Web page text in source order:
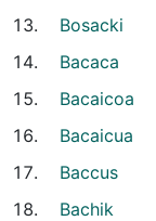
Bosacki
Bacaca
Bacaicoa
Bacaicua
Baccus
Bachik